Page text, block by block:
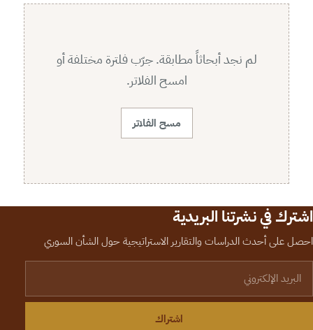
لم نجد أبحاثاً مطابقة. جرّب فلترة مختلفة أو
امسح الفلاتر.
مسح الفلاتر
اشترك في نشرتنا البريدية
احصل على أحدث الدراسات والتقارير الاستراتيجية حول الشأن السوري
اشتراك